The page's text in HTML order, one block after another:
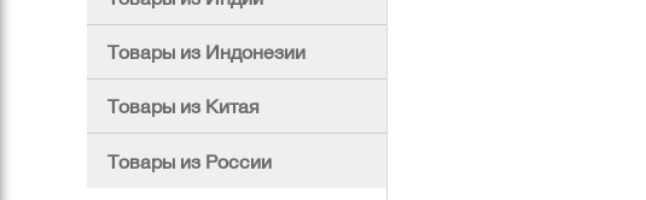
Товары из Индонезии
Товары из Китая
Товары из России